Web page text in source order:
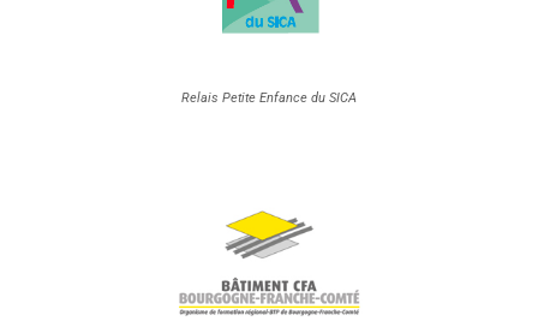
Relais Petite Enfance du SICA